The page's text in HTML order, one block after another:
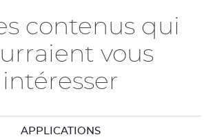
contenus qui
vous
intéresser
APPLICATIONS